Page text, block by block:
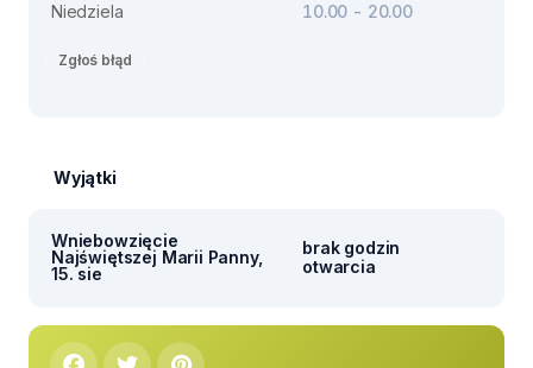
Niedziela 10.00 - 20.00
Zgłoś błąd
Wyjątki
Wniebowzięcie
Najświętszej Marii Panny,
15. sie
brak godzin
otwarcia